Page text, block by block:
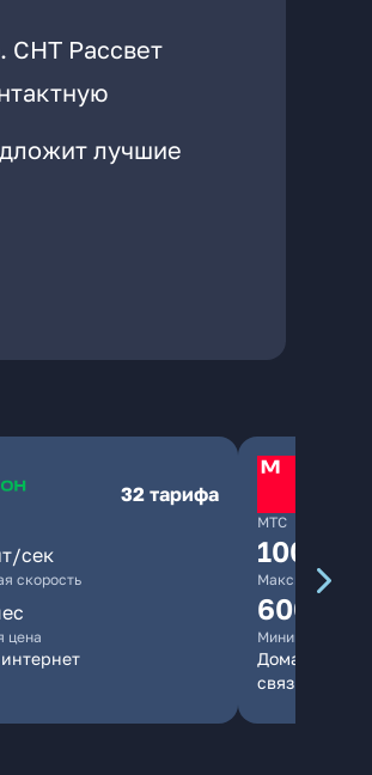
СНТ Рассвет
лучшие
32 тарифа
сек
скорость
цена
МТС
1000
Максимальная
600
Минимальная
Домашний
связь